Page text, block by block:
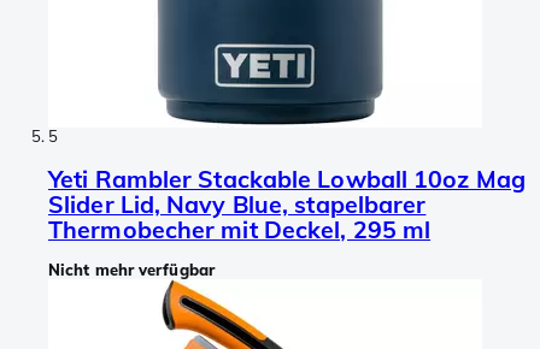
5
Yeti Rambler Stackable Lowball 10oz Mag
Slider Lid, Navy Blue, stapelbarer
Thermobecher mit Deckel, 295 ml
Nicht mehr verfügbar